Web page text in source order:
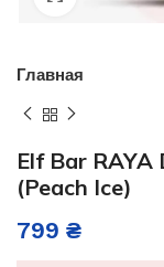
Главная
Elf Bar
(Peach Ice)
799 ₴